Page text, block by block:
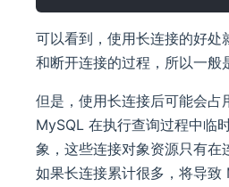
可以看到，使用长连接的好处
和断开连接的过程，所以一般
但是，使用长连接后可能会占
MySQL 在执行查询过程中临
象，这些连接对象资源只有在
如果长连接累计很多，将导致